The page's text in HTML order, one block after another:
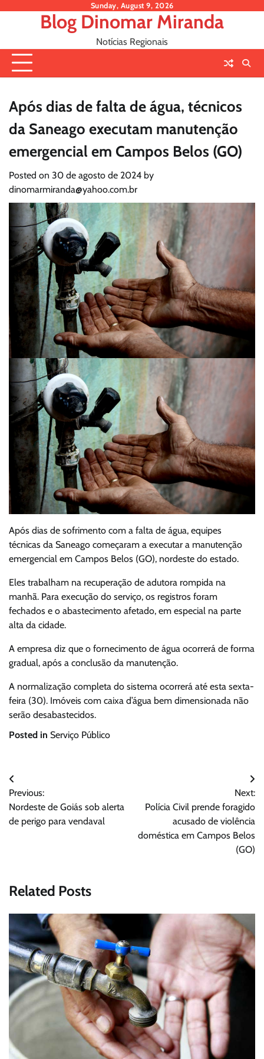
Sunday, August 9, 2026
Blog Dinomar Miranda
Notícias Regionais
Após dias de falta de água, técnicos
da Saneago executam manutenção
emergencial em Campos Belos (GO)
Posted on 30 de agosto de 2024 by
dinomarmiranda@yahoo.com.br
Após dias de sofrimento com a falta de água, equipes
técnicas da Saneago começaram a executar a manutenção
emergencial em Campos Belos (GO), nordeste do estado.
Eles trabalham na recuperação de adutora rompida na
manhã. Para execução do serviço, os registros foram
fechados e o abastecimento afetado, em especial na parte
alta da cidade.
A empresa diz que o fornecimento de água ocorrerá de forma
gradual, após a conclusão da manutenção.
A normalização completa do sistema ocorrerá até esta sexta-
feira (30). Imóveis com caixa d’água bem dimensionada não
serão desabastecidos.
Posted in Serviço Público
Navegação
de
Post
Previous:
Nordeste de Goiás sob alerta
de perigo para vendaval
Next:
Polícia Civil prende foragido
acusado de violência
doméstica em Campos Belos
(GO)
Related Posts